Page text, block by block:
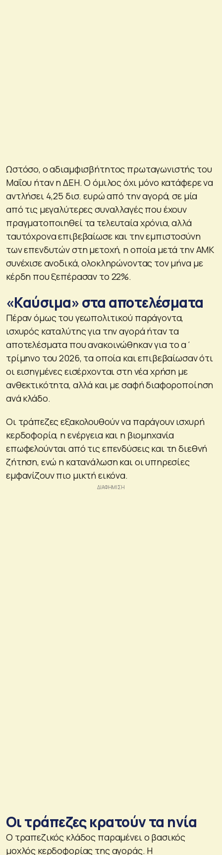
Ωστόσο, ο αδιαμφισβήτητος πρωταγωνιστής του
Μαΐου ήταν η ΔΕΗ. Ο όμιλος όχι μόνο κατάφερε να
αντλήσει 4,25 δισ. ευρώ από την αγορά, σε μία
από τις μεγαλύτερες συναλλαγές που έχουν
πραγματοποιηθεί τα τελευταία χρόνια, αλλά
ταυτόχρονα επιβεβαίωσε και την εμπιστοσύνη
των επενδυτών στη μετοχή, η οποία μετά την ΑΜΚ
συνέχισε ανοδικά, ολοκληρώνοντας τον μήνα με
κέρδη που ξεπέρασαν το 22%.
«Καύσιμα» στα αποτελέσματα
Πέραν όμως του γεωπολιτικού παράγοντα,
ισχυρός καταλύτης για την αγορά ήταν τα
αποτελέσματα που ανακοινώθηκαν για το α΄
τρίμηνο του 2026, τα οποία και επιβεβαίωσαν ότι
οι εισηγμένες εισέρχονται στη νέα χρήση με
ανθεκτικότητα, αλλά και με σαφή διαφοροποίηση
ανά κλάδο.
Οι τράπεζες εξακολουθούν να παράγουν ισχυρή
κερδοφορία, η ενέργεια και η βιομηχανία
επωφελούνται από τις επενδύσεις και τη διεθνή
ζήτηση, ενώ η κατανάλωση και οι υπηρεσίες
εμφανίζουν πιο μικτή εικόνα.
Οι τράπεζες κρατούν τα ηνία
Ο τραπεζικός κλάδος παραμένει ο βασικός
μοχλός κερδοφορίας της αγοράς. Η